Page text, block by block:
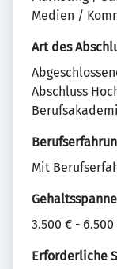
Medien /
Art des
Abschluss
Mit
Gehaltsspanne
3.500 € -
Erforderliche